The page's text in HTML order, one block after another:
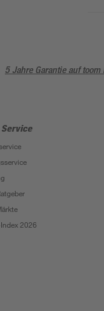
5 Jahre Garantie auf toom
Service
2026